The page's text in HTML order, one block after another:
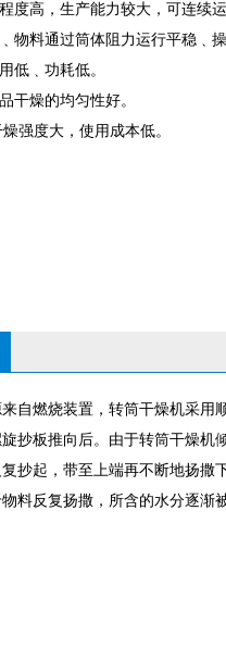
度高，生产能力较大，可连续运
物料通过筒体阻力运行平稳﹑操
低﹑功耗低。
干燥的均匀性好。
强度大，使用成本低。
自燃烧装置，转筒干燥机采用
抄板推向后。由于转筒干燥机
抄起，带至上端再不断地扬撒
料反复扬撒，所含的水分逐渐